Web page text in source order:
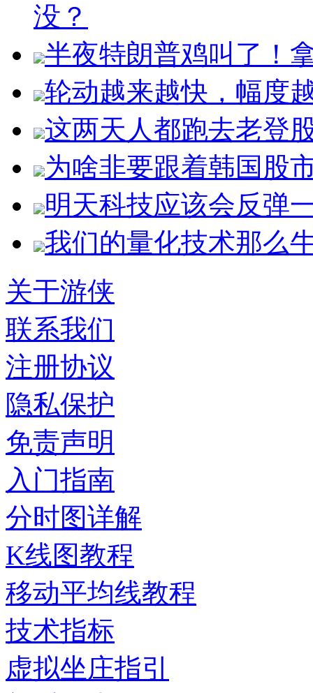
没？
半夜特朗普鸡叫了！
轮动越来越快，幅度
这两天人都跑去老登
为啥非要跟着韩国股
明天科技应该会反弹
我们的量化技术那么
关于游侠
联系我们
注册协议
隐私保护
免责声明
入门指南
分时图详解
K线图教程
移动平均线教程
技术指标
虚拟坐庄指引